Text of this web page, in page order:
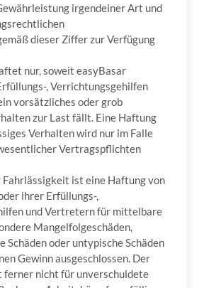
irgendeiner Art und
dieser Ziffer zur Verfügung
nur, soweit easyBasar
, Verrichtungsgehilfen
vorsätzliches oder grob
zur Last fällt. Eine Haftung
Verhalten wird nur im Falle
Vertragspflichten
ist eine Haftung von
ihrer Erfüllungs-,
und Vertretern für mittelbare
Mangelfolgeschäden,
Schäden oder untypische Schäden
Gewinn ausgeschlossen. Der
nicht für unverschuldete